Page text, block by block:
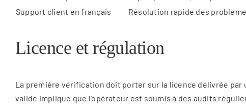
Support client en français
Résolution rapide des
Licence et régulation
La première vérification doit porter sur la licence délivrée par
valide implique que l’opérateur est soumis à des audits